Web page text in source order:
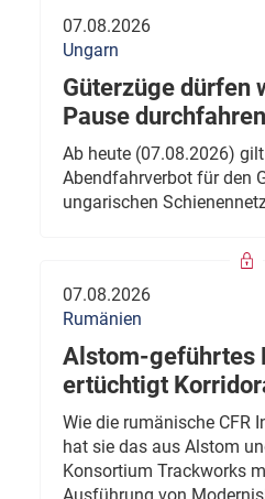
07.08.2026
Ungarn
Güterzüge dürfen
Pause durchfahren
Ab heute (07.08.2026)
Abendfahrverbot für den
ungarischen
07.08.2026
Rumänien
Alstom-geführtes
ertüchtigt
Wie die rumänische CFR
hat sie das aus Alstom
Konsortium Trackworks